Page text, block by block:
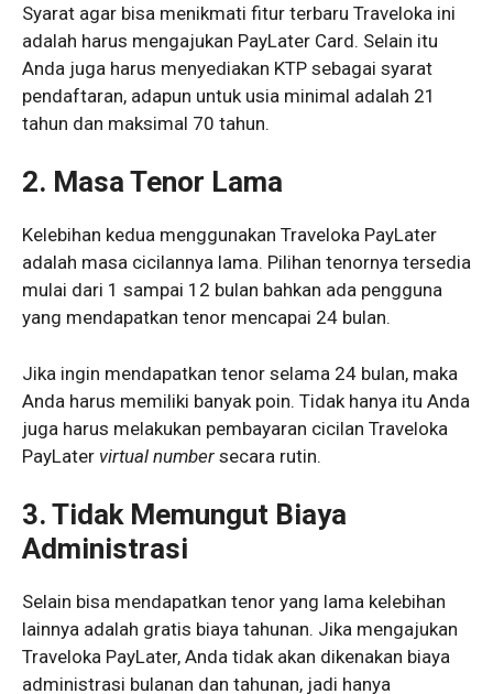
Syarat agar bisa menikmati fitur terbaru Traveloka ini
adalah harus mengajukan PayLater Card. Selain itu
Anda juga harus menyediakan KTP sebagai syarat
pendaftaran, adapun untuk usia minimal adalah 21
tahun dan maksimal 70 tahun.
2. Masa Tenor Lama
Kelebihan kedua menggunakan Traveloka PayLater
adalah masa cicilannya lama. Pilihan tenornya tersedia
mulai dari 1 sampai 12 bulan bahkan ada pengguna
yang mendapatkan tenor mencapai 24 bulan.
Jika ingin mendapatkan tenor selama 24 bulan, maka
Anda harus memiliki banyak poin. Tidak hanya itu Anda
juga harus melakukan pembayaran cicilan Traveloka
PayLater virtual number secara rutin.
3. Tidak Memungut Biaya
Administrasi
Selain bisa mendapatkan tenor yang lama kelebihan
lainnya adalah gratis biaya tahunan. Jika mengajukan
Traveloka PayLater, Anda tidak akan dikenakan biaya
administrasi bulanan dan tahunan, jadi hanya